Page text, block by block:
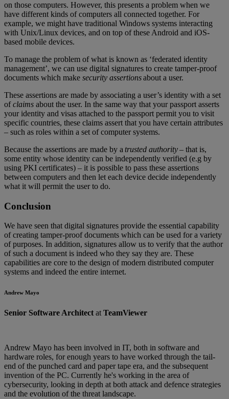
on those computers. However, this presents a problem when we
have different kinds of computers all connected together. For
example, we might have traditional Windows systems interacting
with Unix/Linux devices, and on top of these Android and iOS-
based mobile devices.
To manage the problem of what is known as ‘federated identity
management’, we can use digital signatures to create tamper-proof
documents which make security assertionsabout a user.
These assertions are made by associating a user’s identity with a set
ofclaims about the user. In the same way that your passport asserts
your identity and visas attached to the passport permit you to visit
specific countries, these claims assert that you have certain attributes
– such as roles within a set of computer systems.
Because the assertions are made by a trusted authority– that is,
some entity whose identity can be independently verified (e.g by
using PKI certificates) – it is possible to pass these assertions
between computers and then let each device decide independently
what it will permit the user to do.
Conclusion
We have seen that digital signatures provide the essential capability
of creating tamper-proof documents which can be used for a variety
of purposes. In addition, signatures allow us to verify that the author
of such a document is indeed who they say they are. These
capabilities are core to the design of modern distributed computer
systems and indeed the entire internet.
Andrew Mayo
Senior Software Architect at TeamViewer
Andrew Mayo has been involved in IT, both in software and
hardware roles, for enough years to have worked through the tail-
end of the punched card and paper tape era, and the subsequent
invention of the PC. Currently he's working in the area of
cybersecurity, looking in depth at both attack and defence strategies
and the evolution of the threat landscape.